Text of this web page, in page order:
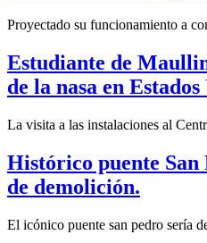
Proyectado su funcionamiento a
Estudiante de
de la nasa en Estados
La visita a las instalaciones al
Histórico puente
de demolición.
El icónico puente san pedro sería